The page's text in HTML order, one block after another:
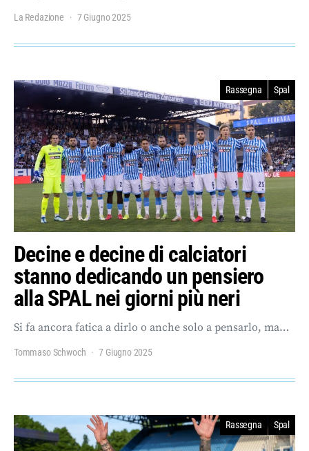
La Redazione 7 Giugno 2025
Rassegna Spal
Decine e decine di calciatori
stanno dedicando un pensiero
alla SPAL nei giorni più neri
Si fa ancora fatica a dirlo o anche solo a pensarlo, ma…
Tommaso Schwoch 7 Giugno 2025
Rassegna Spal